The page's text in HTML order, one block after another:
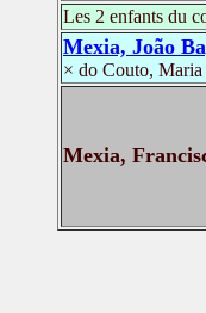
Les 2 enfants du
Mexia, João
× do Couto, Maria
Mexia,